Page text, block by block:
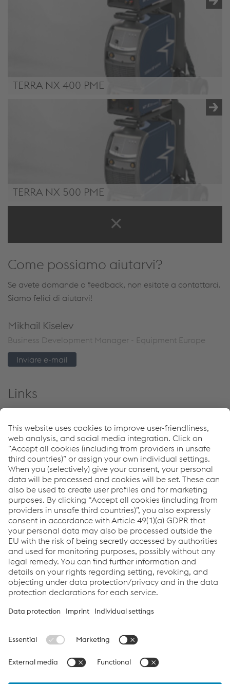
TERRA NX 400 PME
TERRA NX 500 PME
Come possiamo aiutarvi?
Se avete domande o feedback, non esitate a contattarci.
Siamo felici di aiutarvi!
Mikhail Kiselev
Business Development Manager - Equipment Europe
Inviare e-mail
Links
Download Center
Programma di garanzia 5 anni Böhler Welding
Ricerca rivenditori
Downloads
Inverter per la saldatura ad arcoPDF | 4,95 MB
Links
Assistenza e supporto
Carriera
Termini e condizioni
Code of Conduct
Protezione dei dati
Cookie settings
Language